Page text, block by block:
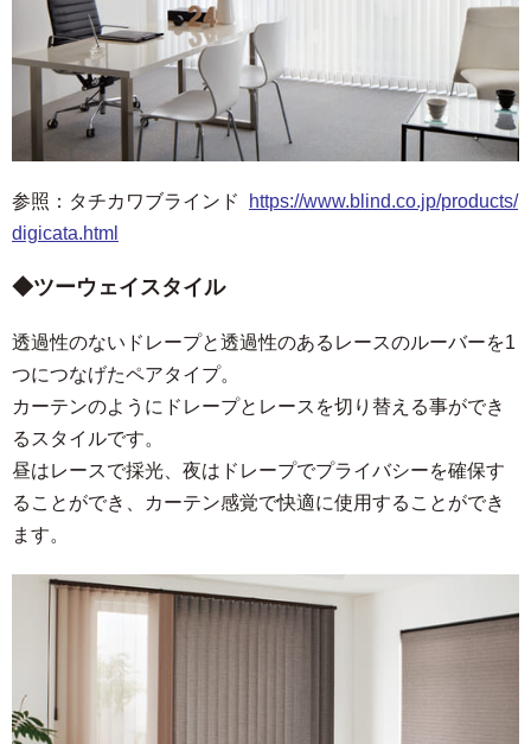
参照：タチカワブラインド
https://www.blind.co.jp/products/
digicata.html
ツーウェイスタイル
透過性のないドレープと透過性のあるレースのルーバーを1
つにつなげたペアタイプ。
カーテンのようにドレープとレースを切り替える事ができ
るスタイルです。
昼はレースで採光、夜はドレープでプライバシーを確保す
ることができ、カーテン感覚で快適に使用することができ
ます。